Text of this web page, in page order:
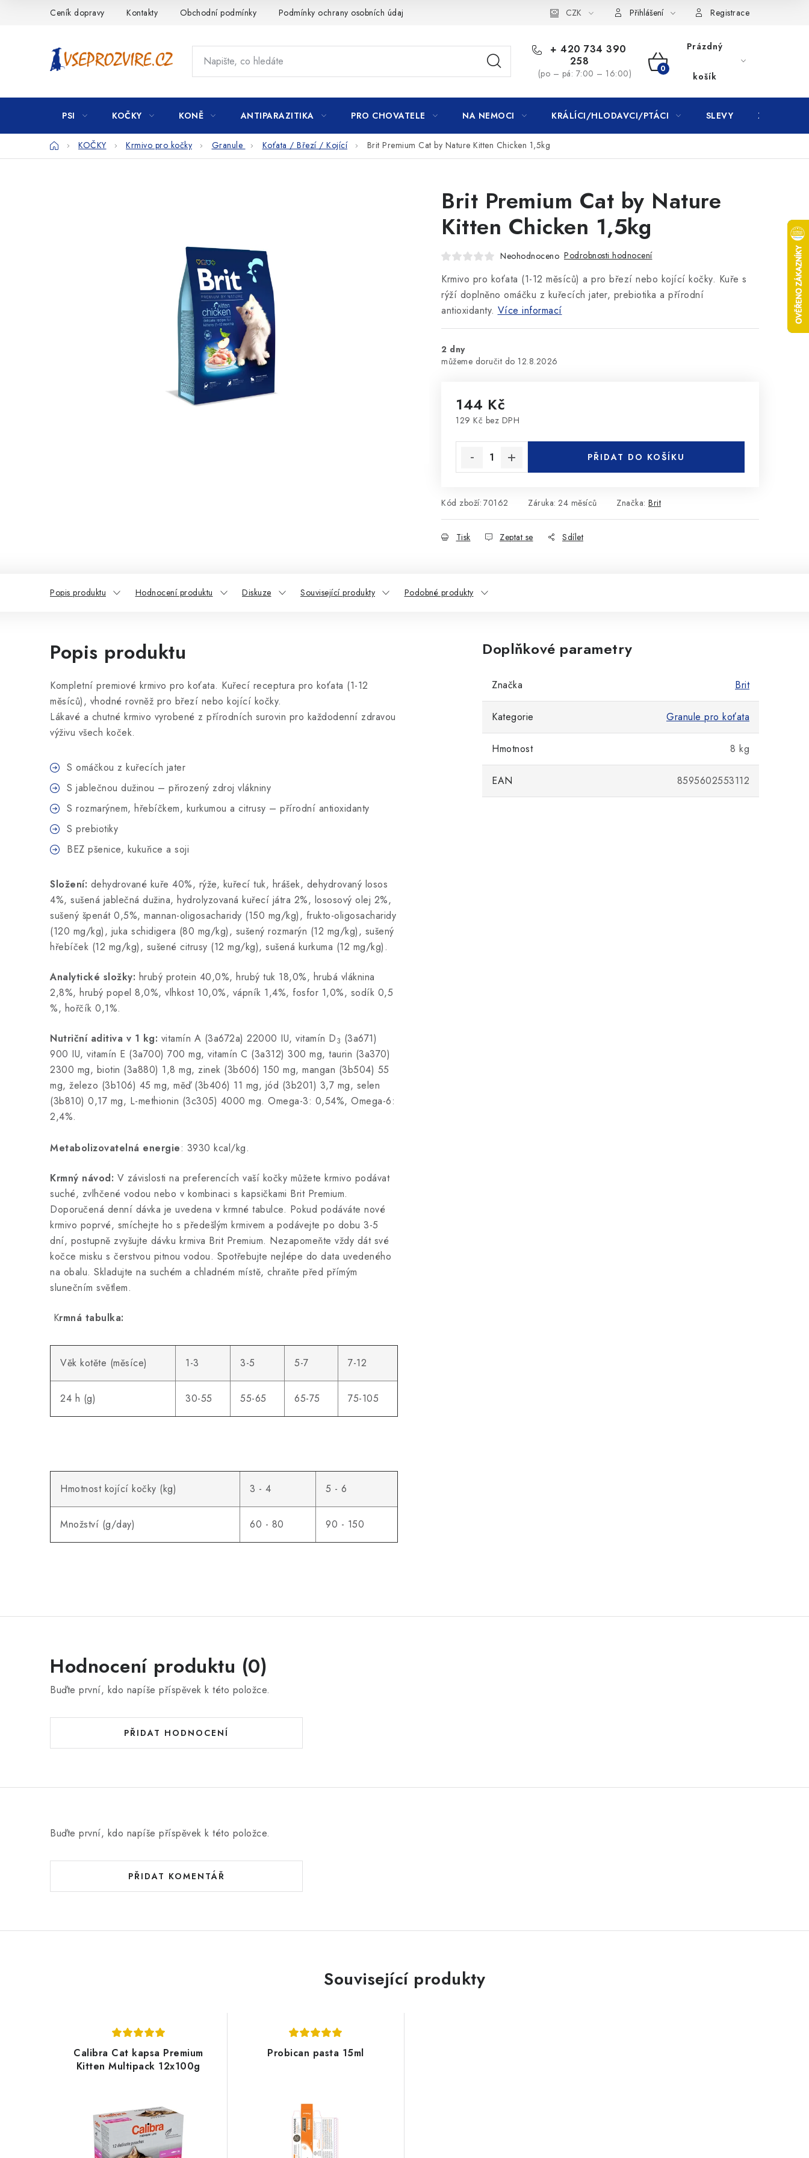
Ceník dopravy Kontakty Obchodní podmínky Podmínky ochrany osobních údajů CZK Přihlášení Registrace
+ 420 734 390
258
(po – pá: 7:00 – 16:00)
NÁKUPNÍ
KOŠÍK
Prázdný
košík
PSI KOČKY KONĚ ANTIPARAZITIKA PRO CHOVATELE NA NEMOCI KRÁLÍCI/HLODAVCI/PTÁCI SLEVY ZNAČKY
DomůKOČKY Krmivo pro kočky Granule Koťata / Březí / Kojící Brit Premium Cat by Nature Kitten Chicken 1,5kg
Brit Premium Cat by Nature
Kitten Chicken 1,5kg
Neohodnoceno Podrobnosti hodnocení
Krmivo pro koťata (1-12 měsíců) a pro březí nebo kojící kočky. Kuře s
rýží doplněno omáčku z kuřecích jater, prebiotika a přírodní
antioxidanty. Více informací
2 dny
12.8.2026
144 Kč
129 Kč bez DPH
PŘIDAT DO KOŠÍKU
Kód zboží: 70162 Záruka: 24 měsíců Značka: Brit
Tisk Zeptat se Sdílet
Popis produktu Hodnocení produktu Diskuze Související produkty Podobné produkty
Popis produktu
Kompletní premiové krmivo pro koťata. Kuřecí receptura pro koťata (1-12
měsíců), vhodné rovněž pro březí nebo kojící kočky.
Lákavé a chutné krmivo vyrobené z přírodních surovin pro každodenní zdravou
výživu všech koček.
S omáčkou z kuřecích jater
S jablečnou dužinou – přirozený zdroj vlákniny
S rozmarýnem, hřebíčkem, kurkumou a citrusy – přírodní antioxidanty
S prebiotiky
BEZ pšenice, kukuřice a soji
Složení: dehydrované kuře 40%, rýže, kuřecí tuk, hrášek, dehydrovaný losos
4%, sušená jablečná dužina, hydrolyzovaná kuřecí játra 2%, lososový olej 2%,
sušený špenát 0,5%, mannan-oligosacharidy (150 mg/kg), frukto-oligosacharidy
(120 mg/kg), juka schidigera (80 mg/kg), sušený rozmarýn (12 mg/kg), sušený
hřebíček (12 mg/kg), sušené citrusy (12 mg/kg), sušená kurkuma (12 mg/kg).
Analytické složky: hrubý protein 40,0%, hrubý tuk 18,0%, hrubá vláknina
2,8%, hrubý popel 8,0%, vlhkost 10,0%, vápník 1,4%, fosfor 1,0%, sodík 0,5
%, hořčík 0,1%.
Nutriční aditiva v 1 kg: vitamín A (3a672a) 22000 IU, vitamín D3 (3a671)
900 IU, vitamín E (3a700) 700 mg, vitamín C (3a312) 300 mg, taurin (3a370)
2300 mg, biotin (3a880) 1,8 mg, zinek (3b606) 150 mg, mangan (3b504) 55
mg, železo (3b106) 45 mg, měď (3b406) 11 mg, jód (3b201) 3,7 mg, selen
(3b810) 0,17 mg, L-methionin (3c305) 4000 mg. Omega-3: 0,54%, Omega-6:
2,4%.
Metabolizovatelná energie: 3930 kcal/kg.
Krmný návod: V závislosti na preferencích vaší kočky můžete krmivo podávat
suché, zvlhčené vodou nebo v kombinaci s kapsičkami Brit Premium.
Doporučená denní dávka je uvedena v krmné tabulce. Pokud podáváte nové
krmivo poprvé, smíchejte ho s předešlým krmivem a podávejte po dobu 3-5
dní, postupně zvyšujte dávku krmiva Brit Premium. Nezapomeňte vždy dát své
kočce misku s čerstvou pitnou vodou. Spotřebujte nejlépe do data uvedeného
na obalu. Skladujte na suchém a chladném místě, chraňte před přímým
slunečním světlem.
Krmná tabulka:
Věk kotěte (měsíce) 1-3 3-5 5-7 7-12
24 h (g) 30-55 55-65 65-75 75-105
Hmotnost kojící kočky (kg) 3 - 4 5 - 6
Množství (g/day) 60 - 80 90 - 150
Doplňkové parametry
Značka Brit
Kategorie Granule pro koťata
Hmotnost 8 kg
EAN 8595602553112
Hodnocení produktu (0)
Buďte první, kdo napíše příspěvek k této položce.
PŘIDAT HODNOCENÍ
Buďte první, kdo napíše příspěvek k této položce.
PŘIDAT KOMENTÁŘ
Související produkty
Calibra Cat kapsa Premium
Kitten Multipack 12x100g
Probican pasta 15ml